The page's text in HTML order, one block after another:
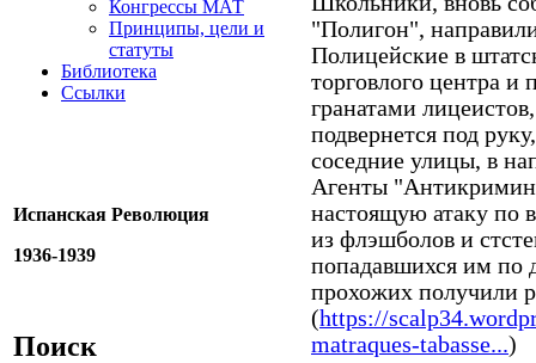
Конгрессы МАТ
Принципы, цели и
статуты
Библиотека
Ссылки
Испанская Революция
1936-1939
Поиск
"Полигон",
Полицейские в
торговлого центра и
гранатами
подвернется под
соседние улицы, в
Агенты
настоящую атаку по
из флэшболов и
попадавшихся им по
прохожих получили
(https://
matraques-tabasse...)